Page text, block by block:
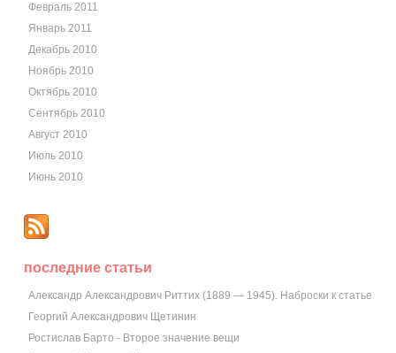
Февраль 2011
Январь 2011
Декабрь 2010
Ноябрь 2010
Октябрь 2010
Сентябрь 2010
Август 2010
Июль 2010
Июнь 2010
последние статьи
Александр Александрович Риттих (1889 — 1945). Наброски к статье
Георгий Александрович Щетинин
Ростислав Барто - Второе значение вещи